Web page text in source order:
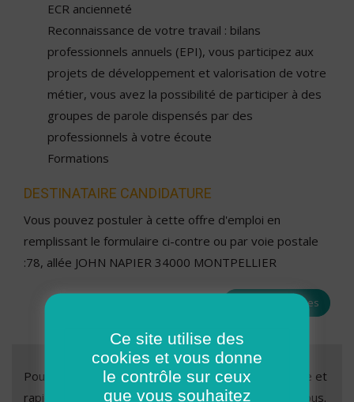
ECR ancienneté
Reconnaissance de votre travail : bilans
professionnels annuels (EPI), vous participez aux
projets de développement et valorisation de votre
métier, vous avez la possibilité de participer à des
groupes de parole dispensés par des
professionnels à votre écoute
Formations
DESTINATAIRE CANDIDATURE
Vous pouvez postuler à cette offre d'emploi en
remplissant le formulaire ci-contre ou par voie postale
:78, allée JOHN NAPIER 34000 MONTPELLIER
Toutes les offres
Pour nous soumettre votre candidature, c’est simple et
rapide. Il vous suffit de remplir le formulaire ci-dessous.
Ce site utilise des
cookies et vous donne
le contrôle sur ceux
que vous souhaitez